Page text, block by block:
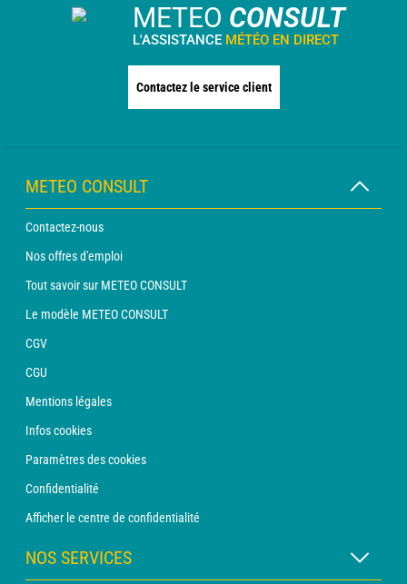
METEO CONSULT
L'ASSISTANCE MÉTÉO EN DIRECT
Contactez le service client
METEO CONSULT
Contactez-nous
Nos offres d'emploi
Tout savoir sur METEO CONSULT
Le modèle METEO CONSULT
CGV
CGU
Mentions légales
Infos cookies
Paramètres des cookies
Confidentialité
Afficher le centre de confidentialité
NOS SERVICES